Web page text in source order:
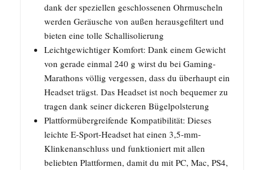
dank der speziellen geschlossenen Ohrmuscheln
werden Geräusche von außen herausgefiltert und
bieten eine tolle Schallisolierung
Leichtgewichtiger Komfort: Dank einem Gewicht
von gerade einmal 240 g wirst du bei Gaming-
Marathons völlig vergessen, dass du überhaupt ein
Headset trägst. Das Headset ist noch bequemer zu
tragen dank seiner dickeren Bügelpolsterung
Plattformübergreifende Kompatibilität: Dieses
leichte E-Sport-Headset hat einen 3,5-mm-
Klinkenanschluss und funktioniert mit allen
beliebten Plattformen, damit du mit PC, Mac, PS4,